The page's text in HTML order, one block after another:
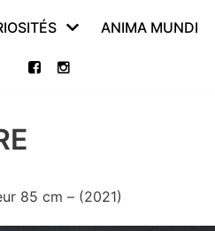
ANIMA MUNDI
85 cm – (2021)